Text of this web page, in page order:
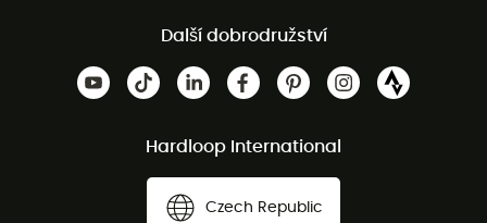
Další dobrodružství
Hardloop International
Czech Republic